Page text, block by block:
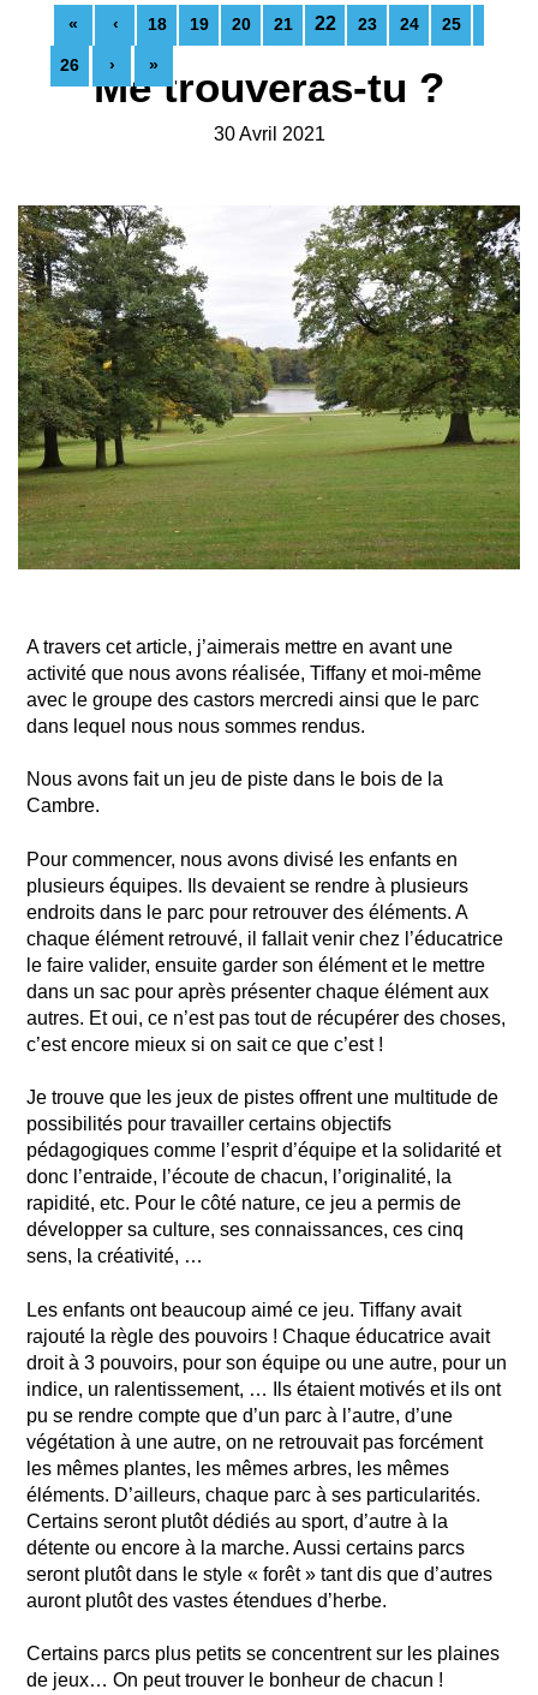
Me trouveras-tu ?
30 Avril 2021
A travers cet article, j’aimerais mettre en avant une
activité que nous avons réalisée, Tiffany et moi-même
avec le groupe des castors mercredi ainsi que le parc
dans lequel nous nous sommes rendus.
Nous avons fait un jeu de piste dans le bois de la
Cambre.
Pour commencer, nous avons divisé les enfants en
plusieurs équipes. Ils devaient se rendre à plusieurs
endroits dans le parc pour retrouver des éléments. A
chaque élément retrouvé, il fallait venir chez l’éducatrice
le faire valider, ensuite garder son élément et le mettre
dans un sac pour après présenter chaque élément aux
autres. Et oui, ce n’est pas tout de récupérer des choses,
c’est encore mieux si on sait ce que c’est !
Je trouve que les jeux de pistes offrent une multitude de
possibilités pour travailler certains objectifs
pédagogiques comme l’esprit d’équipe et la solidarité et
donc l’entraide, l’écoute de chacun, l’originalité, la
rapidité, etc. Pour le côté nature, ce jeu a permis de
développer sa culture, ses connaissances, ces cinq
sens, la créativité, …
Les enfants ont beaucoup aimé ce jeu. Tiffany avait
rajouté la règle des pouvoirs ! Chaque éducatrice avait
droit à 3 pouvoirs, pour son équipe ou une autre, pour un
indice, un ralentissement, … Ils étaient motivés et ils ont
pu se rendre compte que d’un parc à l’autre, d’une
végétation à une autre, on ne retrouvait pas forcément
les mêmes plantes, les mêmes arbres, les mêmes
éléments. D’ailleurs, chaque parc à ses particularités.
Certains seront plutôt dédiés au sport, d’autre à la
détente ou encore à la marche. Aussi certains parcs
seront plutôt dans le style « forêt » tant dis que d’autres
auront plutôt des vastes étendues d’herbe.
Certains parcs plus petits se concentrent sur les plaines
de jeux… On peut trouver le bonheur de chacun !
« ‹ 18 19 20 21 22 23 24 25
26 › »